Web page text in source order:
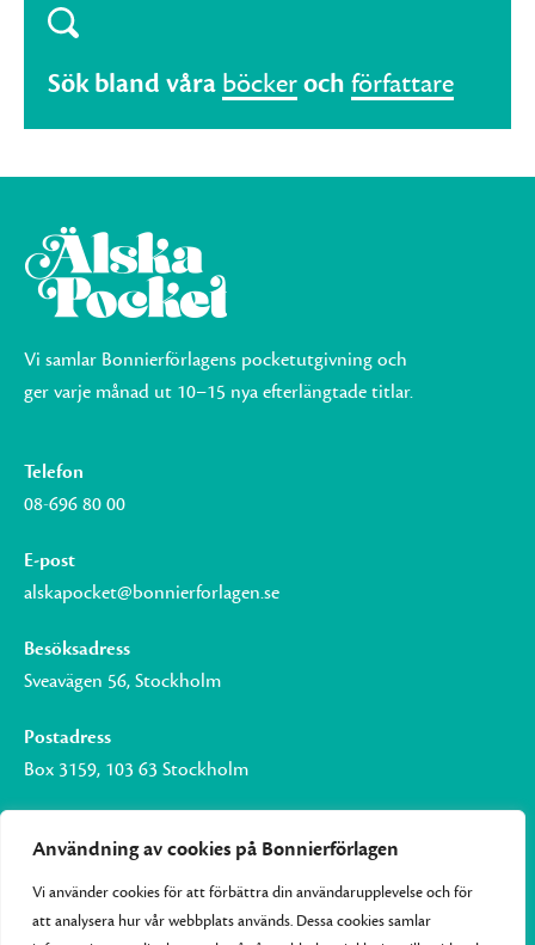
Användning av cookies på Bonnierförlagen
Vi använder cookies för att förbättra din användarupplevelse och för
att analysera hur vår webbplats används. Dessa cookies samlar
Sök bland våra böckeroch författare
Vi samlar Bonnierförlagens pocketutgivning och
ger varje månad ut 10–15 nya efterlängtade titlar.
Telefon
08-696 80 00
E-post
alskapocket@bonnierforlagen.se
Besöksadress
Sveavägen 56, Stockholm
Postadress
Box 3159, 103 63 Stockholm
Om Bonnierförlagen